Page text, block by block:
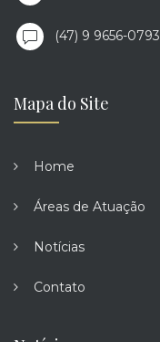
(47) 9 9656-0793
Mapa do Site
Home
Áreas de Atuação
Notícias
Contato